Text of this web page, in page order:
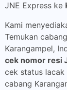
JNE Express ke
Kami
Temukan
Karangampel,
cek nomor resi
cek status lacak
cabang